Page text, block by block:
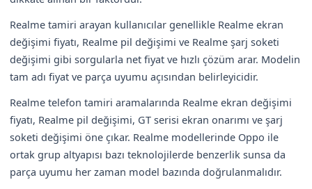
Realme tamiri arayan kullanıcılar genellikle Realme ekran
değişimi fiyatı, Realme pil değişimi ve Realme şarj soketi
değişimi gibi sorgularla net fiyat ve hızlı çözüm arar. Modelin
tam adı fiyat ve parça uyumu açısından belirleyicidir.
Realme telefon tamiri aramalarında Realme ekran değişimi
fiyatı, Realme pil değişimi, GT serisi ekran onarımı ve şarj
soketi değişimi öne çıkar. Realme modellerinde Oppo ile
ortak grup altyapısı bazı teknolojilerde benzerlik sunsa da
parça uyumu her zaman model bazında doğrulanmalıdır.